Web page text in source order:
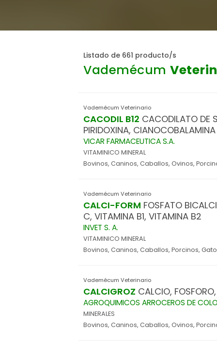
Listado de 661 producto/s
Vademécum
Vademécum Veterinario
CACODIL B12 CACODILATO DE
PIRIDOXINA, CIANOCOBALAMINA
VICAR FARMACEUTICA S.A.
VITAMINICO MINERAL
Bovinos, Caninos, Caballos, Ovinos,
Vademécum Veterinario
CALCI-FORM FOSFATO
C, VITAMINA B1, VITAMINA B2
INVET S. A.
VITAMINICO MINERAL
Bovinos, Caninos, Caballos, Porcinos,
Vademécum Veterinario
CALCIGROZ CALCIO,
AGROQUIMICOS ARROCEROS DE
MINERALES
Bovinos, Caninos, Caballos, Ovinos,